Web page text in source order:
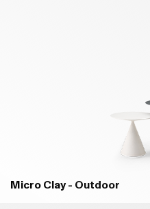
Micro Clay - Outdoor